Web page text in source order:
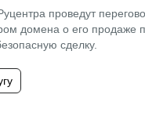
проведут
домена о его продаже
сделку.